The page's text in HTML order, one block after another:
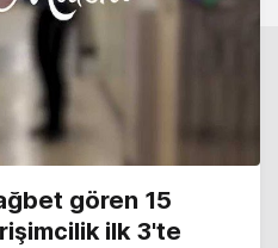
gören 15
ilk 3'te